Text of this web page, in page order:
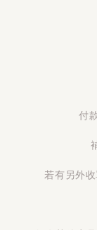
付
若有另外